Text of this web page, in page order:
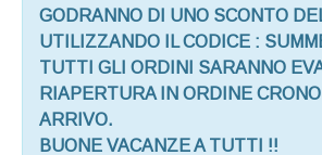
GODRANNO DI UNO SCONTO
UTILIZZANDO IL CODICE :
TUTTI GLI ORDINI SARANNO
RIAPERTURA IN ORDINE
ARRIVO.
BUONE VACANZE A TUTTI !!